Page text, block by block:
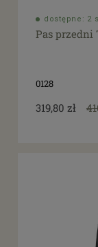
dostępne: 2
Pas przedni
0128
319,80 zł